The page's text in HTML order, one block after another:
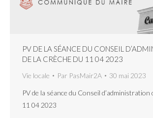
PV DE LA SÉANCE DU CONSEIL
DE LA CRÈCHE DU 11 04 2023
Vie locale Par PasMair2A 30 mai 2023
PV de la séance du Conseil d’administration
11 04 2023